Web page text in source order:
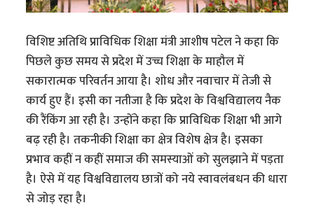
विशिष्ट अतिथि प्राविधिक शिक्षा मंत्री आशीष पटेल ने कहा कि
पिछले कुछ समय से प्रदेश में उच्च शिक्षा के माहौल में
सकारात्मक परिवर्तन आया है। शोध और नवाचार में तेजी से
कार्य हुए हैं। इसी का नतीजा है कि प्रदेश के विश्वविद्यालय नैक
की रैंकिंग आ रही है। उन्होंने कहा कि प्राविधिक शिक्षा भी आगे
बढ़ रही है। तकनीकी शिक्षा का क्षेत्र विशेष क्षेत्र है। इसका
प्रभाव कहीं न कहीं समाज की समस्याओं को सुलझाने में पड़ता
है। ऐसे में यह विश्वविद्यालय छात्रों को नये स्वावलंबधन की धारा
से जोड़ रहा है।